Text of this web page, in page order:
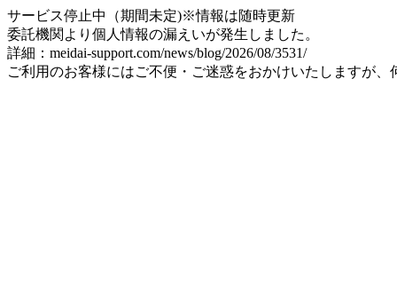
サービス停止中（期間未定)※情報は随時更新
委託機関より個人情報の漏えいが発生しました。
詳細：meidai-support.com/news/blog/2026/08/3531/
ご利用のお客様にはご不便・ご迷惑をおかけいたしますが